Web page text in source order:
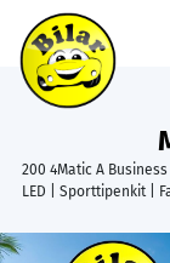
200 4Matic A
LED | Sporttipenkit |